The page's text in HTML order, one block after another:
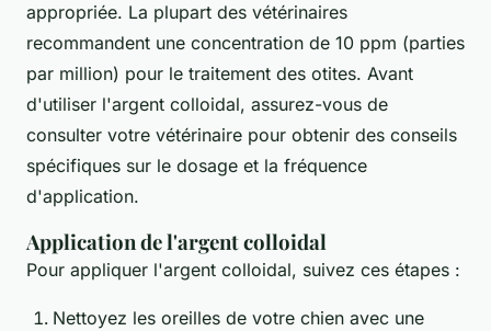
appropriée. La plupart des vétérinaires
recommandent une concentration de 10 ppm (parties
par million) pour le traitement des otites. Avant
d'utiliser l'argent colloidal, assurez-vous de
consulter votre vétérinaire pour obtenir des conseils
spécifiques sur le dosage et la fréquence
d'application.
Application de l'argent colloidal
Pour appliquer l'argent colloidal, suivez ces étapes :
Nettoyez les oreilles de votre chien avec une